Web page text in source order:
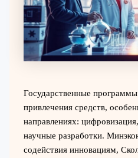
Государственные
привлечения средств,
направлениях:
научные разработки.
содействия инновациям,